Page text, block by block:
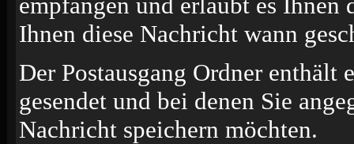
Ihnen diese Nachricht wann
Der Postausgang Ordner
gesendet und bei denen Sie
Nachricht speichern möchten.